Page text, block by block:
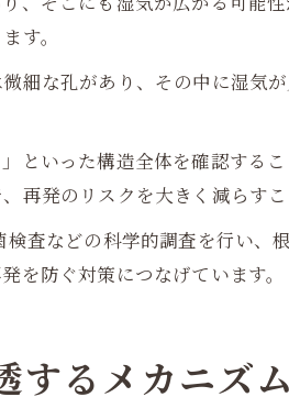
す。
細な孔があり、その中に湿気
いった構造全体を確認するこ
発のリスクを大きく減らすこ
査などの科学的調査を行い、
を防ぐ対策につなげています。
するメカニズム